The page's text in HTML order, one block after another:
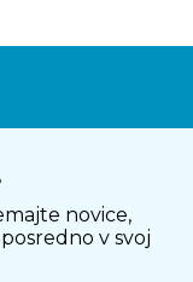
novice,
v svoj